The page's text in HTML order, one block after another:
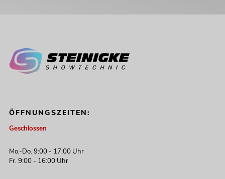
ÖFFNUNGSZEITEN:
Geschlossen
Mo.-Do. 9:00 - 17:00 Uhr
Fr. 9:00 - 16:00 Uhr